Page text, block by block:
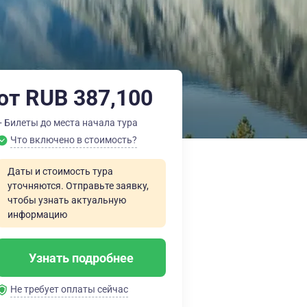
RUB 387,100
Билеты до места начала тура
Что включено в стоимость?
Даты и стоимость тура
уточняются. Отправьте заявку,
чтобы узнать актуальную
информацию
Узнать подробнее
Не требует оплаты сейчас